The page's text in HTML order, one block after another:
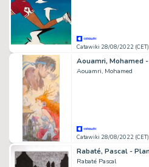
Catawiki 28/08/2022 (CET)
Aouamri, Mohamed
Catawiki 28/08/2022 (CET)
Rabaté Pascal